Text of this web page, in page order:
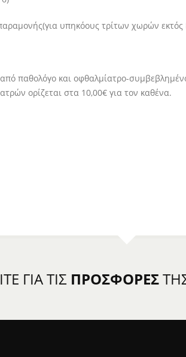
υπηκόους τρίτων χωρών
παθολόγο και οφθαλμίατρο-
ορίζεται στα 10,00€ για τον καθένα.
ΓΙΑ ΤΙΣ ΠΡΟΣΦΟΡΕΣ